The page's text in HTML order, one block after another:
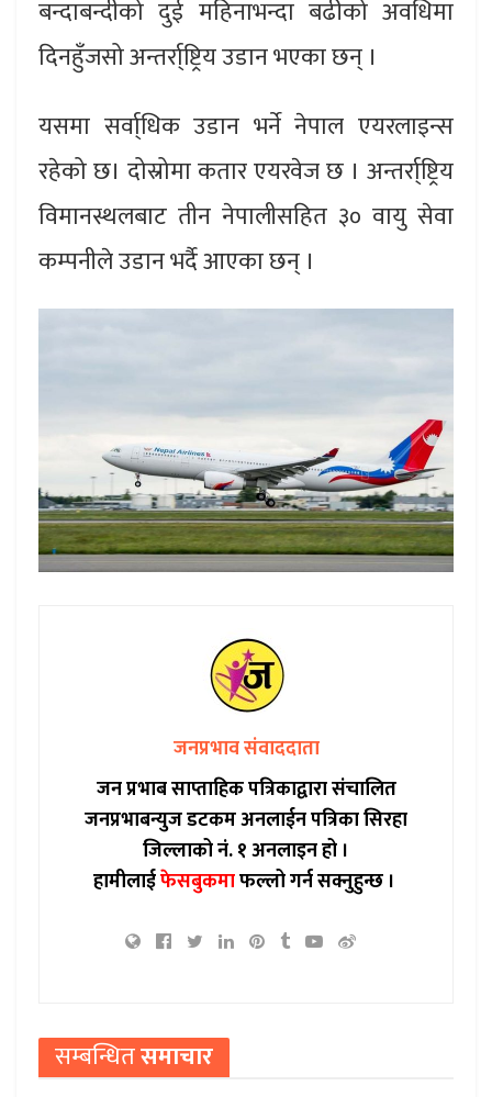
बन्दाबन्दीको दुई महिनाभन्दा बढीको अवधिमा
दिनहुँजसो अन्तर्रा्ष्ट्रिय उडान भएका छन् ।
यसमा सर्वा्धिक उडान भर्ने नेपाल एयरलाइन्स
रहेको छ। दोस्रोमा कतार एयरवेज छ । अन्तर्रा्ष्ट्रिय
विमानस्थलबाट तीन नेपालीसहित ३० वायु सेवा
कम्पनीले उडान भर्दै आएका छन् ।
जनप्रभाव संवाददाता
जन प्रभाब साप्ताहिक पत्रिकाद्वारा संचालित
जनप्रभाबन्युज डटकम अनलाईन पत्रिका सिरहा
जिल्लाको नं. १ अनलाइन हो ।
हामीलाईफेसबुकमाफल्लो गर्न सक्नुहुन्छ ।
सम्बन्धितसमाचार